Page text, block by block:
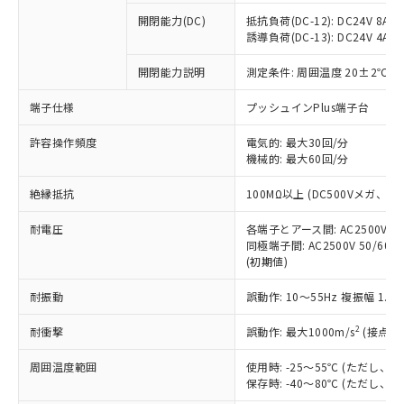
開閉能力(DC)
抵抗負荷(DC-12): DC24V 8A/
誘導負荷(DC-13): DC24V 4A/
開閉能力説明 測定条件: 周囲温度 20±2℃、
端子仕様 プッシュインPlus端子台
許容操作頻度
電気的: 最大30回/分
機械的: 最大60回/分
絶縁抵抗 100MΩ以上 (DC500Vメガ、点
耐電圧
各端子とアース間: AC2500V
同極端子間: AC2500V 50/
(初期値)
耐振動 誤動作: 10～55Hz 複振幅
耐衝撃 誤動作: 最大1000m/s2 (接点
周囲温度範囲
使用時: -25～55℃ (ただし、氷
保存時: -40～80℃ (ただし、氷
ことをご了承ください。
在庫状況および標準価格照会結果は、
記載している更新日時点での社内デー
タに基づき作成されるものであり、閲
覧された時点での実際の在庫および標
準価格とは異なる場合があることをご
正式な納期状況および標準価格はお客
様のお取引先、またはお客様担当のオ
ムロン制御機器販売店・当社販売員に
オムロン制御機器販売店や当社販売拠
販売ネットワーク
」をご確認
在庫状況および標準価格結果を当社の
事前の承諾なく第三者に漏洩または開
示しないようお願いします。
マイパーツ機能（部品リスト作成サー
ビス）をご利用いただくには、I-Web
メンバーズにご登録されている必要が
いたものが、含有品と判明した場合などや
むを得ず変更することがあります。
*EU RoHS指令（10物質）：
鉛(Pb) 1000ppm以下、 水銀(Hg) 1000ppm以下、 カド
六価クロム(Cr(Ⅵ)) 1000ppm以下、ポリ臭化ビフェニル
類(PBB) 1000ppm以下、ポリ臭化ジフェニルエーテル類
(PBDE) 1000ppm以下、フタル酸ビス(2-エチルヘキシ
ル) (DEHP)(別名：DOP) 1000ppm以下、フタル酸ブチ
ルベンジル（BBP） 1000ppm以下、フタル酸ジブチル
（DBP） 1000ppm以下、フタル酸ジイソブチル
(DIBP) 1000ppm以下
但し、RoHS指令で産業用監視および制御機器に対する
フタル酸エステル類の４物質については閾値を超える意
図的な使用がないことを確認しています。
部品在庫の切り替え状況などにより、予定
月が前後することがあります。
基準値を超えていることを示します。
「－」：未確認です。当社販売部門へお問
ム) : 100ppm、
Cr(Ⅵ)(六価クロム) : 1000ppm、 PBBs(ポリ臭化ビフェ
ニル類) : 1000ppm、 PBDEs(ポリ臭化ジフェニルエーテ
ル類) : 1000ppm、
DBP(フタル酸ジブチル) : 1000ppm、 DIBP(フタル酸ジ
イソブチル) : 1000ppm、 BBP(フタル酸ブチルベンジ
ル) : 1000ppm、
DEHP(フタル酸ビス(2-エチルヘキシル)) : 1000ppm
「ｅ」：有害物質（10物質）のすべてが基
準値以下であることを示します。
「10」：通常の使用状況下において有害物
質が外部に漏えいし、環境に深刻な影響を
及ぼさない年数を意味します。
「－」：未確認です。当社販売部門へお問
当社は、これら貴社製品のうち、外国
為替および外国貿易法に定める商品
（以下｢規制貨物等」という）を輸出
または国外への提供する場合は、日本
国政府の輸出許可(または役務取引許
可)を取得するなどの必要な手続きを
当社は規制貨物を破棄する場合は、完
全に破砕するなど、違法に輸出されな
いよう必要な手段を講じます。
当社は貴社製品を、核兵器、ミサイ
ル、化学兵器、生物兵器またはその他
武器並びにこれらの製造装置等に一切
当社は、貴社製品を第三者に販売する
場合は、上記1、2および3の内容を当
該第三者に通知します。また当社は、
販売先および販売に係わる関係者が違
法に輸出するおそれがある場合は、取
り引きをいたしません。
説明
○ 一定数以上の在庫あり
一定数には満たないが在庫あり
在庫なし(最新の在庫状況につ
いては、お客様のお取引先、ま
たはお客様担当のオムロン制御
機器販売店・当社販売員にご確
白
受注生産機種、また在庫状況の
情報を公開していない機種